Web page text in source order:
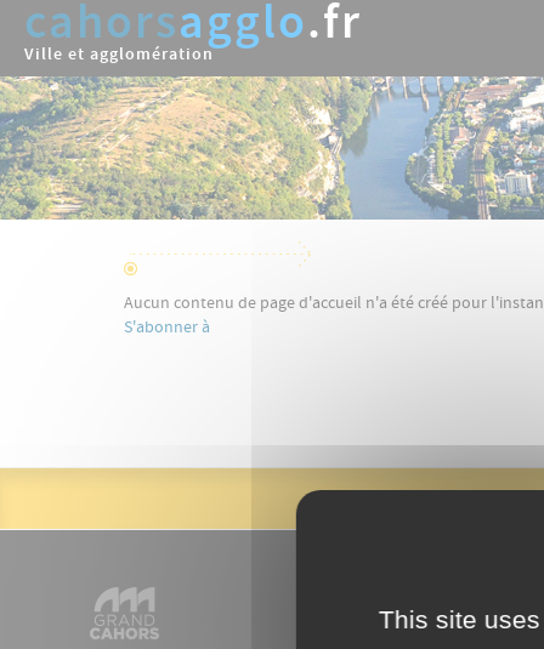
Aller
contenu
principal
cahorsagglo.fr
Ville et agglomération
Aucun contenu de page d'accueil n'a été créé pour
S'abonner à
This site